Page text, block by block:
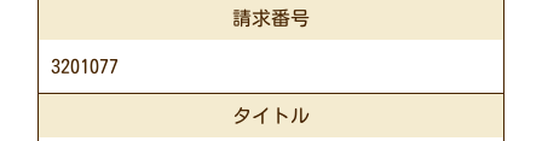
請求番号
3201077
タイトル